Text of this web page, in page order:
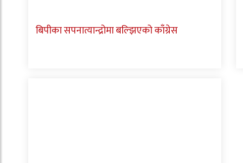
बिपीका सपनात्यान्द्रोमा बल्झिएको काँग्रेस